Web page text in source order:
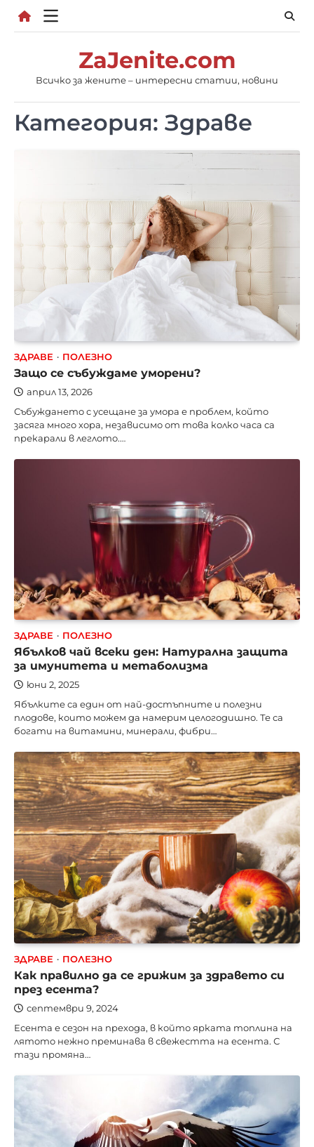
Skip
ZaJenite.com
Всичко за жените – интересни статии, новини
Категория: Здраве
ЗДРАВЕ ПОЛЕЗНО
Защо се събуждаме уморени?
април 13, 2026
Събуждането с усещане за умора е проблем, който
засяга много хора, независимо от това колко часа са
прекарали в леглото.…
ЗДРАВЕ ПОЛЕЗНО
Ябълков чай всеки ден: Натурална защита
за имунитета и метаболизма
юни 2, 2025
Ябълките са един от най-достъпните и полезни
плодове, които можем да намерим целогодишно. Те са
богати на витамини, минерали, фибри…
ЗДРАВЕ ПОЛЕЗНО
Как правилно да се грижим за здравето си
през есента?
септември 9, 2024
Есента е сезон на прехода, в който ярката топлина на
лятото нежно преминава в свежестта на есента. С
тази промяна…